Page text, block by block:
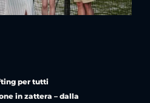
per tutti
in zattera – dalla